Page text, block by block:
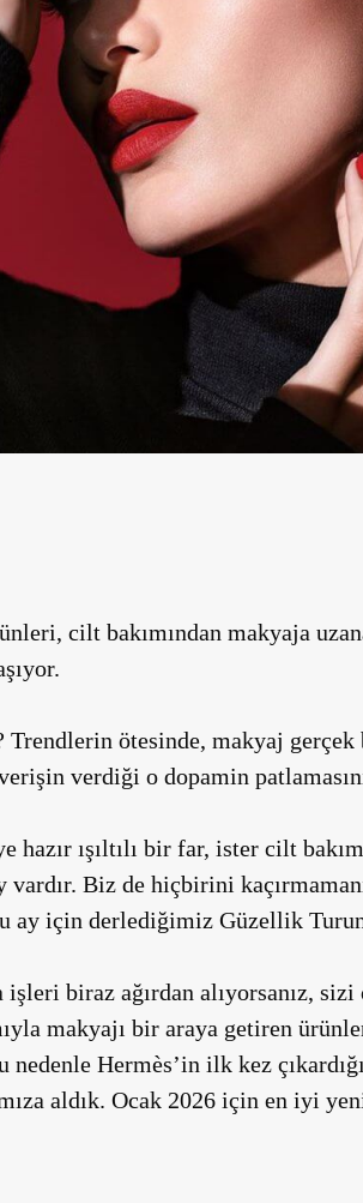
cilt bakımından makyaja
Trendlerin ötesinde, makyaj
verdiği o dopamin
ışıltılı bir far, ister cilt
Biz de hiçbirini
ay için derlediğimiz Güzellik
biraz ağırdan alıyorsanız,
makyajı bir araya getiren
Hermès’in ilk kez
aldık. Ocak 2026 için en iyi